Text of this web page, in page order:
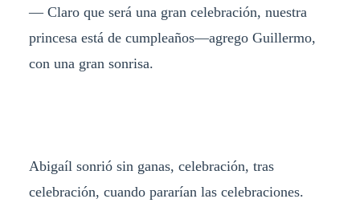
— Claro que será una gran celebración, nuestra
princesa está de cumpleaños—agrego Guillermo,
con una gran sonrisa.
Abigaíl sonrió sin ganas, celebración, tras
celebración, cuando pararían las celebraciones.